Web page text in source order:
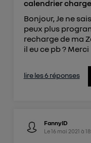
calendrier
Bonjour, Je ne
peux plus
recharge de ma
il eu ce pb ? Merci
lire les 6 réponses
FannyID
Le16 mai 2021 à